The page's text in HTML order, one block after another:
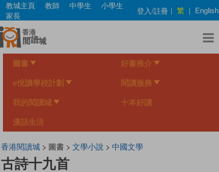
Skip
main
content
教城主頁 教師 中學生
小學生
家長
登入/註冊 | 繁 | English
圖書 好書推介
e悅讀學校計劃 閱讀服務
我的閱讀城 十本好讀
漫話生活
香港閱讀城> 圖書 > 文學小說 > 中國文學
古詩十九首